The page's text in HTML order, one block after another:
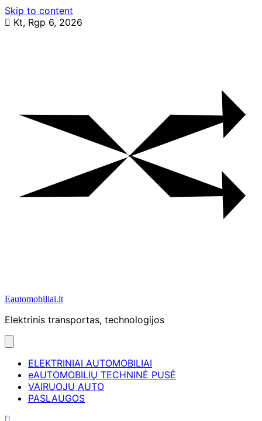
Skip to content
Kt, Rgp 6, 2026
Eautomobiliai.lt
Elektrinis transportas, technologijos
ELEKTRINIAI AUTOMOBILIAI
eAUTOMOBILIŲ TECHNINĖ PUSĖ
VAIRUOJU AUTO
PASLAUGOS